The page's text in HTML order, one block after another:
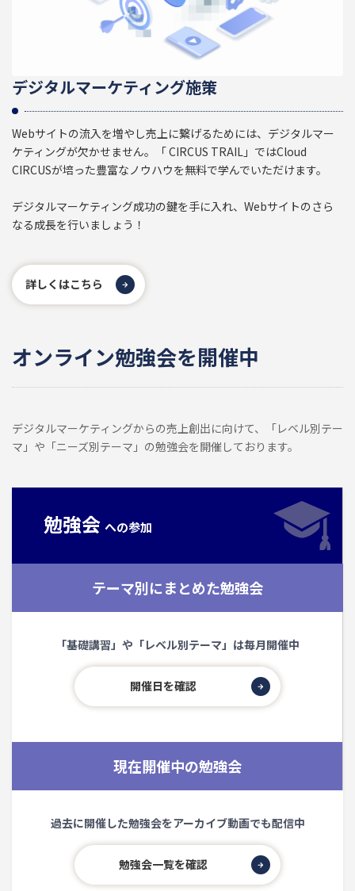
デジタルマーケティング施策
Webサイトの流入を増やし売上に繋げるためには、デジタルマー
ケティングが欠かせません。「 CIRCUS TRAIL」ではCloud
CIRCUSが培った豊富なノウハウを無料で学んでいただけます。
デジタルマーケティング成功の鍵を手に入れ、Webサイトのさら
なる成長を行いましょう！
詳しくはこちら
オンライン勉強会を開催中
デジタルマーケティングからの売上創出に向けて、「レベル別テー
マ」や「ニーズ別テーマ」の勉強会を開催しております。
勉強会 への参加
現在開催中の勉強会
テーマ別にまとめた勉強会
「基礎講習」や「レベル別テーマ」は毎月開催中
開催日を確認
過去に開催した勉強会をアーカイブ動画でも配信中
勉強会一覧を確認